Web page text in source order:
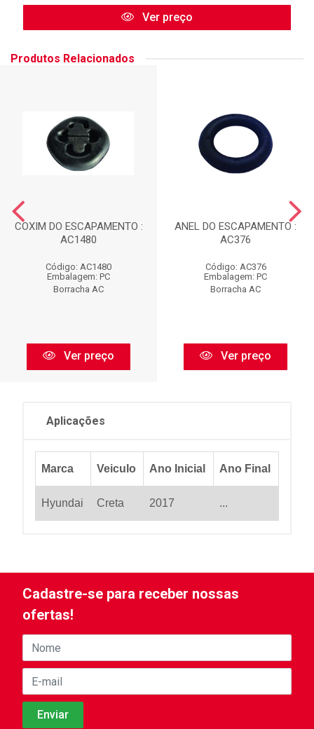
Ver preço
Produtos Relacionados
COXIM DO ESCAPAMENTO :
AC1480
Código: AC1480
Embalagem: PC
Borracha AC
Ver preço
ANEL DO ESCAPAMENTO :
AC376
Código: AC376
Embalagem: PC
Borracha AC
Ver preço
Aplicações
Marca Veiculo Ano Inicial Ano Final
Hyundai Creta 2017 ...
Cadastre-se para receber nossas
ofertas!